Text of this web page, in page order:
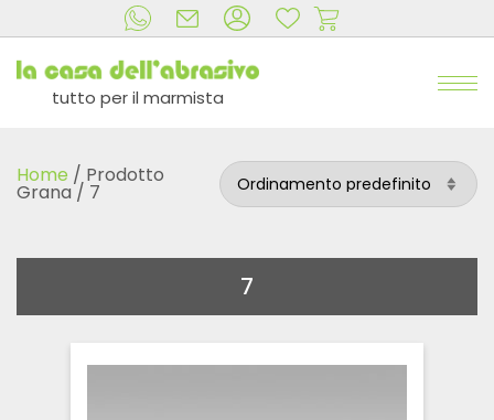
tutto per il marmista
Home / Prodotto
Grana / 7
7